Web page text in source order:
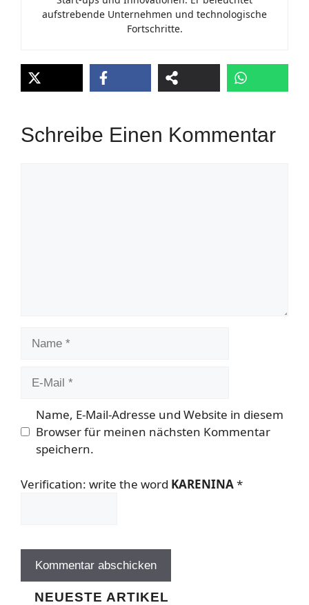
aufstrebende Unternehmen und technologische
Fortschritte.
Schreibe Einen Kommentar
Name, E-Mail-Adresse und Website in diesem
Browser für meinen nächsten Kommentar
speichern.
Verification: write the word KARENINA*
NEUESTE ARTIKEL